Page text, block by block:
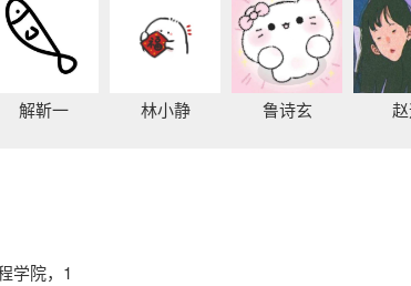
解靳一 林小静 鲁诗玄
学院，1